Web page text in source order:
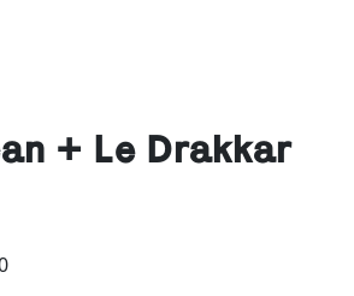
+ Le Drakkar